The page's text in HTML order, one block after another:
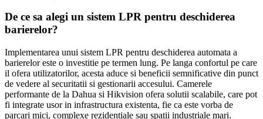
De ce sa alegi un sistem LPR pentru deschiderea
barierelor?
Implementarea unui sistem LPR pentru deschiderea automata a
barierelor este o investitie pe termen lung. Pe langa confortul pe care
il ofera utilizatorilor, acesta aduce si beneficii semnificative din punct
de vedere al securitatii si gestionarii accesului. Camerele
performante de la Dahua si Hikvision ofera solutii scalabile, care pot
fi integrate usor in infrastructura existenta, fie ca este vorba de
parcari mici, complexe rezidentiale sau spatii industriale mari.